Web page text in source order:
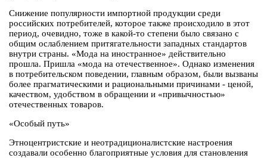
Снижение популярности импортной продукции среди
российских потребителей, которое также происходило в этот
период, очевидно, тоже в какой-то степени было связано с
общим ослаблением притягательности западных стандартов
внутри страны. «Мода на иностранное» действительно
прошла. Пришла «мода на отечественное». Однако изменения
в потребительском поведении, главным образом, были вызваны
более прагматическими и рациональными причинами - ценой,
качеством, удобством в обращении и «привычностью»
отечественных товаров.
«Особый путь»
Этноцентристские и неотрадиционалистские настроения
создавали особенно благоприятные условия для становления